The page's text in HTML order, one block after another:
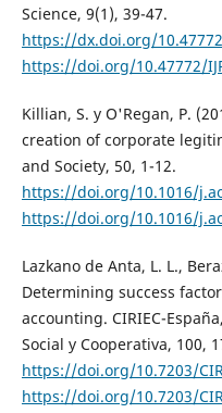
Science, 9(1), 39-47.
https://dx.doi.org/
https://doi.org/10.47772/
Killian, S. y O'Regan, P.
creation of corporate
and Society, 50, 1-12.
https://doi.org/10.1016/
https://doi.org/10.1016/
Lazkano de Anta, L. L.,
Determining success
accounting. CIRIEC-
Social y Cooperativa, 100,
https://doi.org/10.7203/
https://doi.org/10.7203/